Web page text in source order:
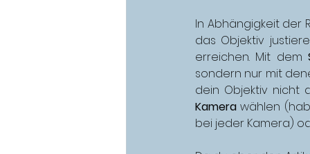
In Abhängigkeit der
das Objektiv
erreichen. Mit dem
sondern nur mit
dein Objektiv nicht
Kamera wählen
bei jeder Kamera)